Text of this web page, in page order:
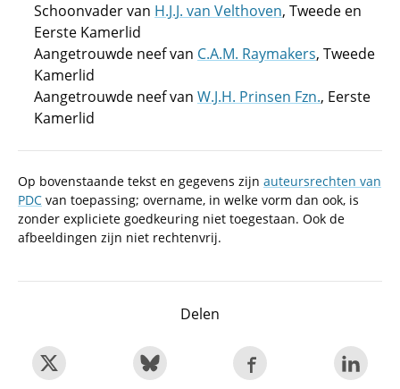
Schoonvader van H.J.J. van Velthoven, Tweede en
Eerste Kamerlid
Aangetrouwde neef van C.A.M. Raymakers, Tweede
Kamerlid
Aangetrouwde neef van W.J.H. Prinsen Fzn., Eerste
Kamerlid
Op bovenstaande tekst en gegevens zijn auteursrechten van
PDC van toepassing; overname, in welke vorm dan ook, is
zonder expliciete goedkeuring niet toegestaan. Ook de
afbeeldingen zijn niet rechtenvrij.
Delen